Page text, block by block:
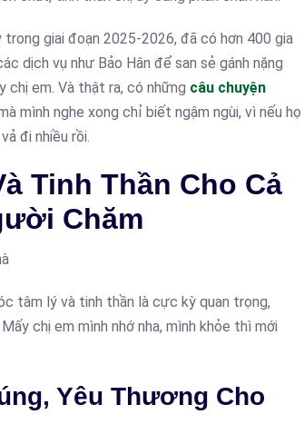
giai đoạn 2025-2026, đã có hơn 400 gia
dịch vụ như Bảo Hân để san sẻ gánh nặng
chị em. Và thật ra, có những câu chuyện
mình nghe xong chỉ biết ngậm ngùi, vì nếu họ
đi nhiều rồi.
Tinh Thần Cho Cả
Chăm
tâm lý và tinh thần là cực kỳ quan trọng,
chị em mình nhớ nha, mình khỏe thì mới
Yêu Thương Cho